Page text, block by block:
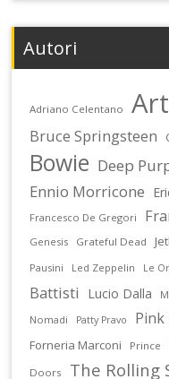
Autori
Adriano Celentano
Bruce Springsteen
Bowie Deep
Ennio Morricone
Francesco De Gregori
Genesis Grateful Dead
Pausini
Led Zeppelin Le
Battisti
Lucio Dalla
Nomadi Patty Pravo Pink
Forneria Marconi
Prince
Doors
The Rolling